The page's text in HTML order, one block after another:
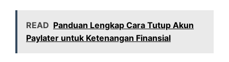
READ Panduan Lengkap Cara Tutup Akun
Paylater untuk Ketenangan Finansial